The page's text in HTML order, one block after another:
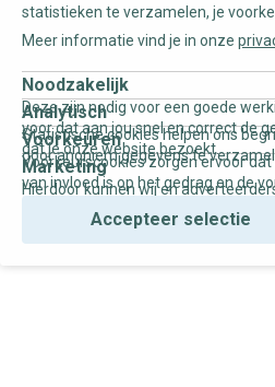
statistieken te verzamelen, je
Meer informatie vind je in onze
Noodzakelijk
Deze zijn nodig voor een goede
voor dat aan jou snel en correct de
dat je onze website bezoekt.
Analytisch
Statistische cookies helpen ons
door anoniem gegevens te
Voorkeuren
Voorkeurscookies zorgen ervoor
van invloed is op het gedrag en de
Marketing
Hierdoor kunnen wij en
gepersonaliseerde online
Accepteer selectie